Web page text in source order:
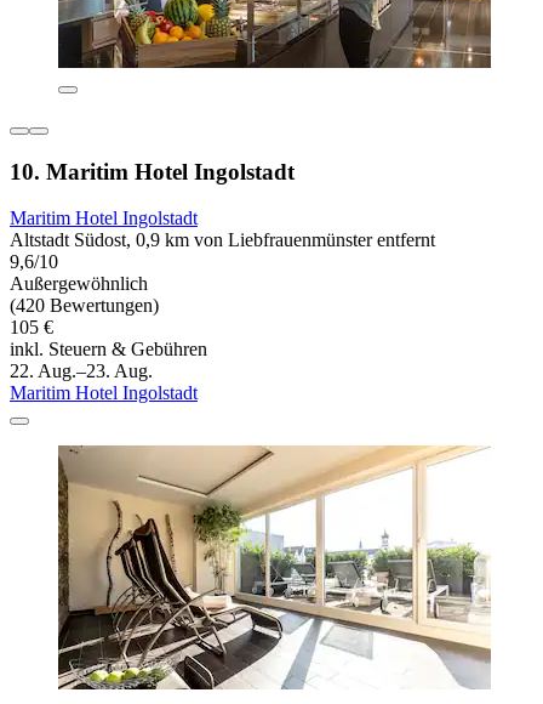
10. Maritim Hotel Ingolstadt
Maritim Hotel Ingolstadt
Altstadt Südost, 0,9 km von Liebfrauenmünster entfernt
9,6/10
Außergewöhnlich
(420 Bewertungen)
105 €
inkl. Steuern & Gebühren
22. Aug.–23. Aug.
Maritim Hotel Ingolstadt